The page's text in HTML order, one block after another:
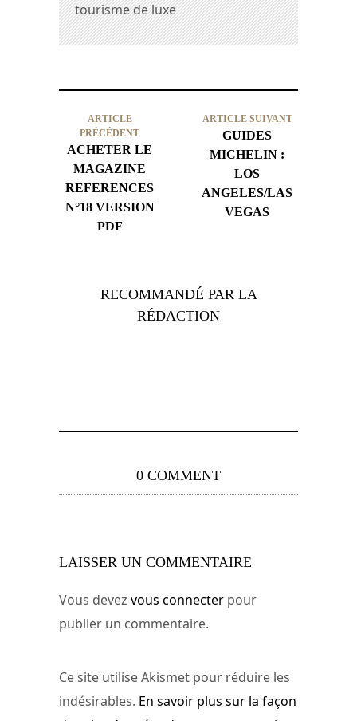
tourisme de luxe
ARTICLE
PRÉCÉDENT
ACHETER LE
MAGAZINE
REFERENCES
N°18 VERSION
PDF
ARTICLE SUIVANT
GUIDES
MICHELIN :
LOS
ANGELES/LAS
VEGAS
RECOMMANDÉ PAR LA
RÉDACTION
0 COMMENT
LAISSER UN COMMENTAIRE
Vous devez vous connecter pour
publier un commentaire.
Ce site utilise Akismet pour réduire les
indésirables. En savoir plus sur la façon